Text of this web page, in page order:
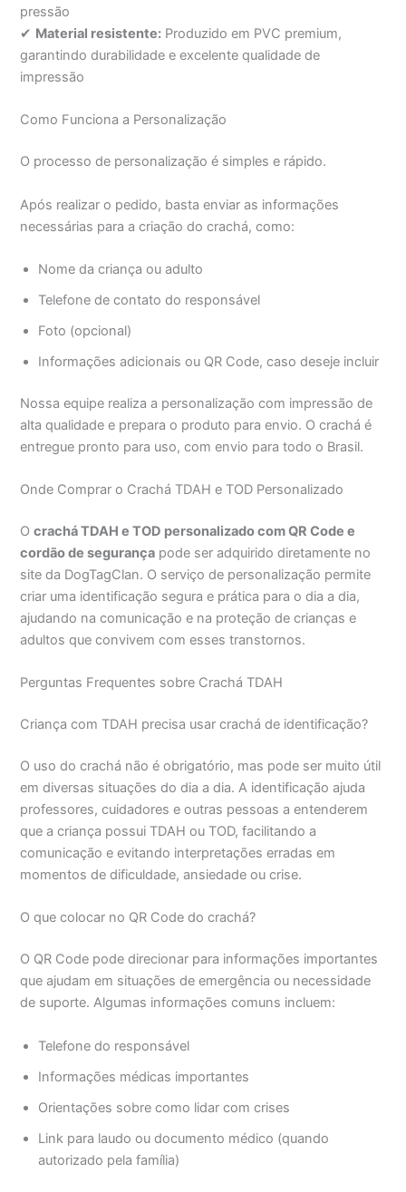
pressão
✔ Material resistente: Produzido em PVC premium,
garantindo durabilidade e excelente qualidade de
impressão
Como Funciona a Personalização
O processo de personalização é simples e rápido.
Após realizar o pedido, basta enviar as informações
necessárias para a criação do crachá, como:
Nome da criança ou adulto
Telefone de contato do responsável
Foto (opcional)
Informações adicionais ou QR Code, caso deseje incluir
Nossa equipe realiza a personalização com impressão de
alta qualidade e prepara o produto para envio. O crachá é
entregue pronto para uso, com envio para todo o Brasil.
Onde Comprar o Crachá TDAH e TOD Personalizado
Ocrachá TDAH e TOD personalizado com QR Code e
cordão de segurança pode ser adquirido diretamente no
site da DogTagClan. O serviço de personalização permite
criar uma identificação segura e prática para o dia a dia,
ajudando na comunicação e na proteção de crianças e
adultos que convivem com esses transtornos.
Perguntas Frequentes sobre Crachá TDAH
Criança com TDAH precisa usar crachá de identificação?
O uso do crachá não é obrigatório, mas pode ser muito útil
em diversas situações do dia a dia. A identificação ajuda
professores, cuidadores e outras pessoas a entenderem
que a criança possui TDAH ou TOD, facilitando a
comunicação e evitando interpretações erradas em
momentos de dificuldade, ansiedade ou crise.
O que colocar no QR Code do crachá?
O QR Code pode direcionar para informações importantes
que ajudam em situações de emergência ou necessidade
de suporte. Algumas informações comuns incluem:
Telefone do responsável
Informações médicas importantes
Orientações sobre como lidar com crises
Link para laudo ou documento médico (quando
autorizado pela família)